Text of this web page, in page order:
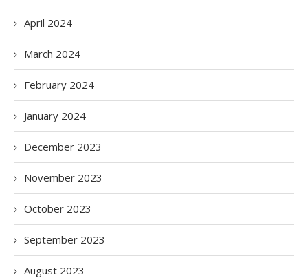
April 2024
March 2024
February 2024
January 2024
December 2023
November 2023
October 2023
September 2023
August 2023